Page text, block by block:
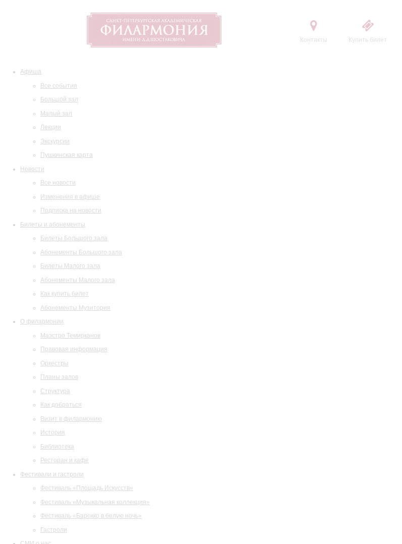
Контакты Купить билет
Афиша
Все события
Большой зал
Малый зал
Лекции
Экскурсии
Пушкинская карта
Новости
Все новости
Изменения в афише
Подписка на новости
Билеты и абонементы
Билеты Большого зала
Абонементы Большого зала
Билеты Малого зала
Абонементы Малого зала
Как купить билет
Абонементы Музитория
О филармонии
Маэстро Темирканов
Правовая информация
Оркестры
Планы залов
Структура
Как добраться
Визит в филармонию
История
Библиотека
Ресторан и кафе
Фестивали и гастроли
Фестиваль «Площадь Искусств»
Фестиваль «Музыкальная коллекция»
Фестиваль «Барокко в белую ночь»
Гастроли